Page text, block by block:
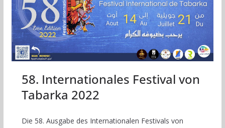
58. Internationales Festival von
Tabarka 2022
Die 58. Ausgabe des Internationalen Festivals von